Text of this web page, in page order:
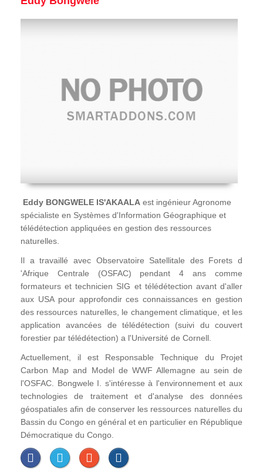
Eddy BONGWELE IS'AKAALA est ingénieur Agronome
spécialiste en Systèmes d'Information Géographique et
télédétection appliquées en gestion des ressources
naturelles.
Il a travaillé avec Observatoire Satellitale des Forets d
'Afrique Centrale (OSFAC) pendant 4 ans comme
formateurs et technicien SIG et télédétection avant d'aller
aux USA pour approfondir ces connaissances en gestion
des ressources naturelles, le changement climatique, et les
application avancées de télédétection (suivi du couvert
forestier par télédétection) a l'Université de Cornell.
Actuellement, il est Responsable Technique du Projet
Carbon Map and Model de WWF Allemagne au sein de
l'OSFAC. Bongwele I. s'intéresse à l'environnement et aux
technologies de traitement et d'analyse des données
géospatiales afin de conserver les ressources naturelles du
Bassin du Congo en général et en particulier en République
Démocratique du Congo.